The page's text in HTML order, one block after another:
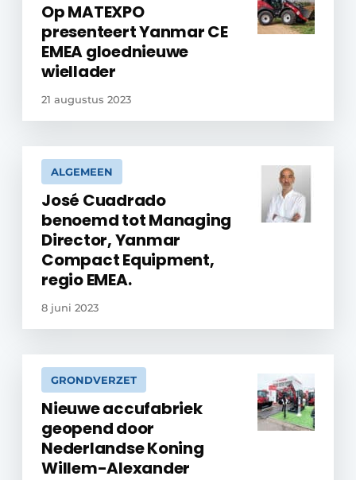
Op MATEXPO
presenteert Yanmar CE
EMEA gloednieuwe
wiellader
21 augustus 2023
ALGEMEEN
José Cuadrado
benoemd tot Managing
Director, Yanmar
Compact Equipment,
regio EMEA.
8 juni 2023
GRONDVERZET
Nieuwe accufabriek
geopend door
Nederlandse Koning
Willem-Alexander